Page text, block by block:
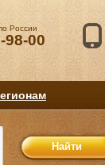
России
98-00